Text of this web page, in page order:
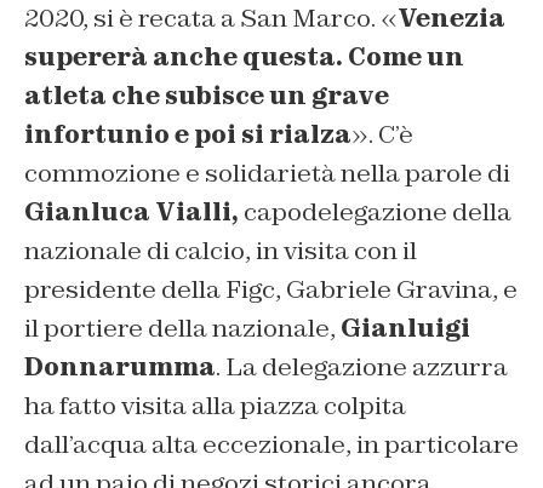
2020, si è recata a San Marco. «Venezia
supererà anche questa. Come un
atleta che subisce un grave
infortunio e poi si rialza». C’è
commozione e solidarietà nella parole di
Gianluca Vialli, capodelegazione della
nazionale di calcio, in visita con il
presidente della Figc, Gabriele Gravina, e
il portiere della nazionale, Gianluigi
Donnarumma. La delegazione azzurra
ha fatto visita alla piazza colpita
dall’acqua alta eccezionale, in particolare